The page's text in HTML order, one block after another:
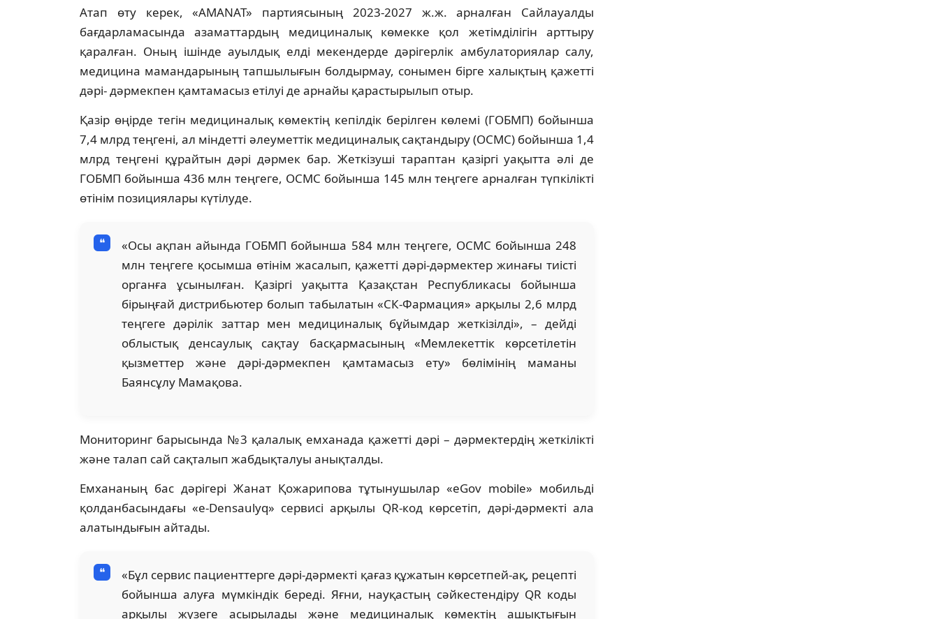
Атап өту керек, «AMANAT» партиясының 2023-2027 ж.ж. арналған Сайлауалды
бағдарламасында азаматтардың медициналық көмекке қол жетімділігін арттыру
қаралған. Оның ішінде ауылдық елді мекендерде дәрігерлік амбулаториялар салу,
медицина мамандарының тапшылығын болдырмау, сонымен бірге халықтың қажетті
дәрі- дәрмекпен қамтамасыз етілуі де арнайы қарастырылып отыр.
Қазір өңірде тегін медициналық көмектің кепілдік берілген көлемі (ГОБМП) бойынша
7,4 млрд теңгені, ал міндетті әлеуметтік медициналық сақтандыру (ОСМС) бойынша 1,4
млрд теңгені құрайтын дәрі дәрмек бар. Жеткізуші тараптан қазіргі уақытта әлі де
ГОБМП бойынша 436 млн теңгеге, ОСМС бойынша 145 млн теңгеге арналған түпкілікті
өтінім позициялары күтілуде.
«Осы ақпан айында ГОБМП бойынша 584 млн теңгеге, ОСМС бойынша 248
млн теңгеге қосымша өтінім жасалып, қажетті дәрі-дәрмектер жинағы тиісті
органға ұсынылған. Қазіргі уақытта Қазақстан Республикасы бойынша
бірыңғай дистрибьютер болып табылатын «СК-Фармация» арқылы 2,6 млрд
теңгеге дәрілік заттар мен медициналық бұйымдар жеткізілді», – дейді
облыстық денсаулық сақтау басқармасының «Мемлекеттік көрсетілетін
қызметтер және дәрі-дәрмекпен қамтамасыз ету» бөлімінің маманы
Баянсұлу Мамақова.
Мониторинг барысында №3 қалалық емханада қажетті дәрі – дәрмектердің жеткілікті
және талап сай сақталып жабдықталуы анықталды.
Емхананың бас дәрігері Жанат Қожарипова тұтынушылар «eGov mobile» мобильді
қолданбасындағы «e-Densaulyq» сервисі арқылы QR-код көрсетіп, дәрі-дәрмекті ала
алатындығын айтады.
«Бұл сервис пациенттерге дәрі-дәрмекті қағаз құжатын көрсетпей-ақ, рецепті
бойынша алуға мүмкіндік береді. Яғни, науқастың сәйкестендіру QR коды
арқылы жүзеге асырылады және медициналық көмектің ашықтығын